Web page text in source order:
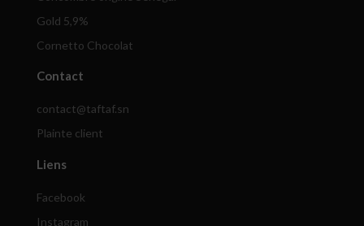
Gold 5,9%
Cornetto Chocolat
Contact
contact@taftaf.sn
Plainte client
Liens
Facebook
Instagram